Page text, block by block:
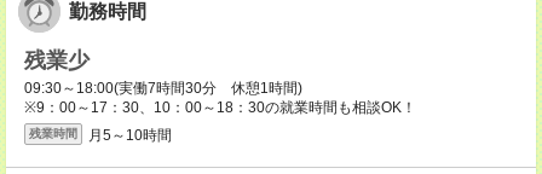
勤務時間
残業少
09:30～18:00(実働7時間30分 休憩1時間)
※9：00～17：30、10：00～18：30の就業時間も相談OK！
残業時間 月5～10時間